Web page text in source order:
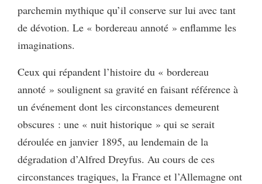
parchemin mythique qu’il conserve sur lui avec tant
de dévotion. Le « bordereau annoté » enflamme les
imaginations.
Ceux qui répandent l’histoire du « bordereau
annoté » soulignent sa gravité en faisant référence à
un événement dont les circonstances demeurent
obscures : une « nuit historique » qui se serait
déroulée en janvier 1895, au lendemain de la
dégradation d’Alfred Dreyfus. Au cours de ces
circonstances tragiques, la France et l’Allemagne ont